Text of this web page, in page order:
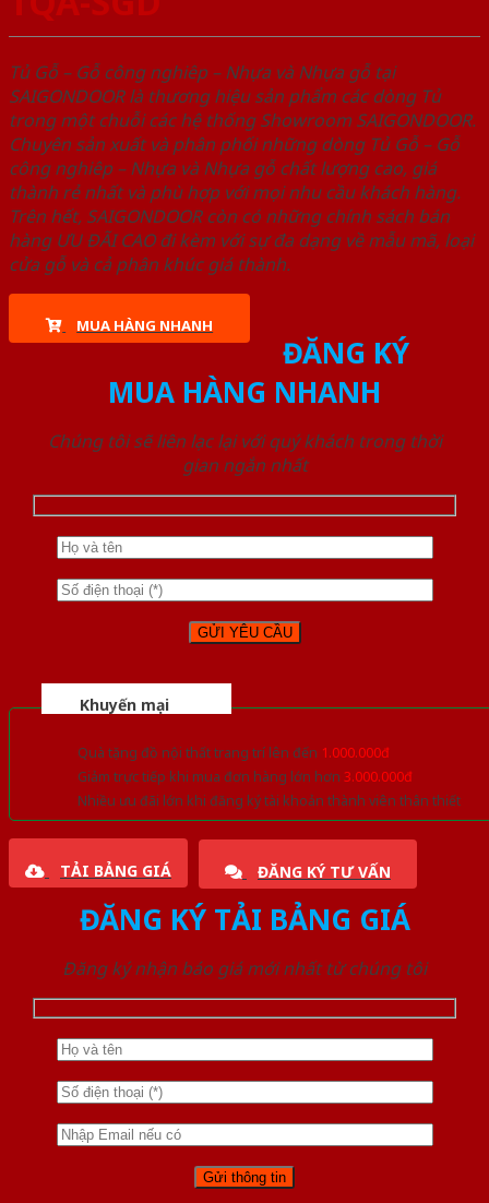
Tủ Gỗ – Gỗ công nghiêp – Nhựa và Nhựa gỗ tại
SAIGONDOOR là thương hiệu sản phẩm các dòng Tủ
trong một chuỗi các hệ thống Showroom SAIGONDOOR.
Chuyên sản xuất và phân phối những dòng Tủ Gỗ – Gỗ
công nghiêp – Nhựa và Nhựa gỗ chất lượng cao, giá
thành rẻ nhất và phù hợp với mọi nhu cầu khách hàng.
Trên hết, SAIGONDOOR còn có những chính sách bán
hàng ƯU ĐÃI CAO đi kèm với sự đa dạng về mẫu mã, loại
cửa gỗ và cả phân khúc giá thành.
MUA HÀNG NHANH
ĐĂNG KÝ
MUA HÀNG NHANH
Chúng tôi sẽ liên lạc lại với quý khách trong thời
gian ngắn nhất
Khuyến mại
Quà tặng đồ nội thất trang trí lên đến 1.000.000đ
Giảm trực tiếp khi mua đơn hàng lớn hơn 3.000.000đ
Nhiều ưu đãi lớn khi đăng ký tài khoản thành viên thân thiết
TẢI BẢNG GIÁ ĐĂNG KÝ TƯ VẤN
ĐĂNG KÝ TẢI BẢNG GIÁ
Đăng ký nhận báo giá mới nhất từ chúng tôi